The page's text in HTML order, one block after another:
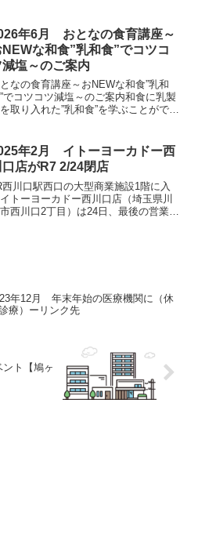
年6月 おとなの食育講座～
NEWな和食”乳和食”でコツコ
減塩～のご案内
なの食育講座～おNEWな和食”乳和
でコツコツ減塩～のご案内和食に乳製
取り入れた”乳和食”を学ぶことができ
！●日時…令和8年6月30日（火）
：30～1...
年2月 イトーヨーカドー西
口店がR7 2/24閉店
西川口駅西口の大型商業施設1階に入
トーヨーカドー西川口店（埼玉県川
西川口2丁目）は24日、最後の営業を
年12月 年末年始の医療機関に（休
療）ーリンク先
ト【鳩ヶ